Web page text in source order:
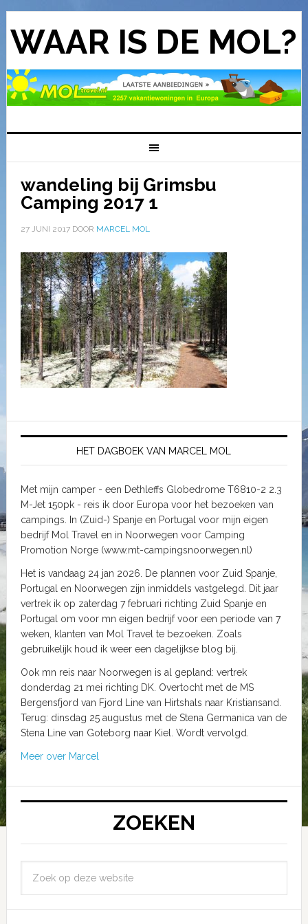
WAAR IS DE MOL?
wandeling bij Grimsbu
Camping 2017 1
27 JUNI 2017DOOR MARCEL MOL
HET DAGBOEK VAN MARCEL MOL
Met mijn camper - een Dethleffs Globedrome T6810-2 2.3
M-Jet 150pk - reis ik door Europa voor het bezoeken van
campings. In (Zuid-) Spanje en Portugal voor mijn eigen
bedrijf Mol Travel en in Noorwegen voor Camping
Promotion Norge (www.mt-campingsnoorwegen.nl)
Het is vandaag 24 jan 2026. De plannen voor Zuid Spanje,
Portugal en Noorwegen zijn inmiddels vastgelegd. Dit jaar
vertrek ik op zaterdag 7 februari richting Zuid Spanje en
Portugal om voor mn eigen bedrijf voor een periode van 7
weken, klanten van Mol Travel te bezoeken. Zoals
gebruikelijk houd ik weer een dagelijkse blog bij.
Ook mn reis naar Noorwegen is al gepland: vertrek
donderdag 21 mei richting DK. Overtocht met de MS
Bergensfjord van Fjord Line van Hirtshals naar Kristiansand.
Terug: dinsdag 25 augustus met de Stena Germanica van de
Stena Line van Goteborg naar Kiel. Wordt vervolgd.
Meer over Marcel
ZOEKEN